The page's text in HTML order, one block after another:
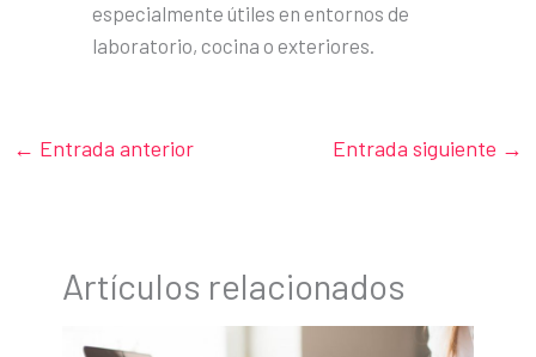
especialmente útiles en entornos de
laboratorio, cocina o exteriores.
← Entrada anterior Entrada siguiente →
Artículos relacionados